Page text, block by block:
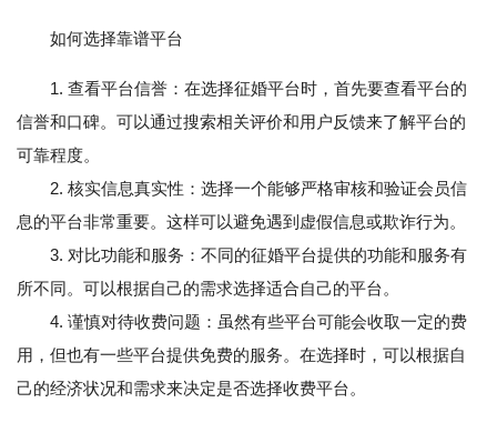
如何选择靠谱平台
1. 查看平台信誉：在选择征婚平台时，首先要查看平台的
信誉和口碑。可以通过搜索相关评价和用户反馈来了解平台的
可靠程度。
2. 核实信息真实性：选择一个能够严格审核和验证会员信
息的平台非常重要。这样可以避免遇到虚假信息或欺诈行为。
3. 对比功能和服务：不同的征婚平台提供的功能和服务有
所不同。可以根据自己的需求选择适合自己的平台。
4. 谨慎对待收费问题：虽然有些平台可能会收取一定的费
用，但也有一些平台提供免费的服务。在选择时，可以根据自
己的经济状况和需求来决定是否选择收费平台。